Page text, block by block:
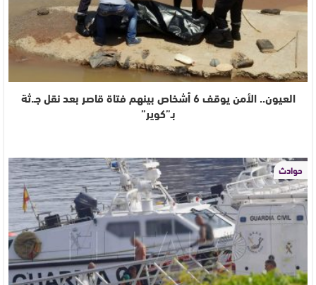
العيون.. الأمن يوقف 6 أشخاص بينهم فتاة قاصر بعد نقل جـ.ثة
بـ”كوير”
حوادث